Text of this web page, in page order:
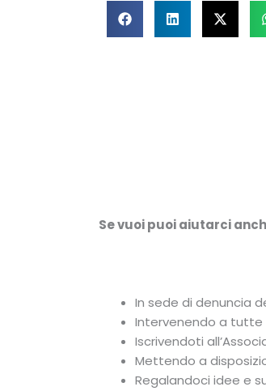
Se vuoi puoi aiutarci
In sede di denuncia
Intervenendo a tutte
Iscrivendoti
Mettendo a
Regalandoci idee e